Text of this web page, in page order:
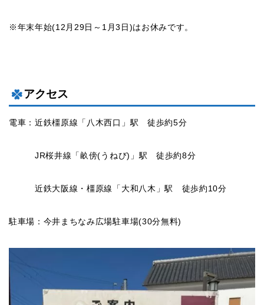
※年末年始(12月29日～1月3日)はお休みです。
アクセス
電車：近鉄橿原線「八木西口」駅 徒歩約5分
JR桜井線「畝傍(うねび)」駅 徒歩約8分
近鉄大阪線・橿原線「大和八木」駅 徒歩約10分
駐車場：今井まちなみ広場駐車場(30分無料)